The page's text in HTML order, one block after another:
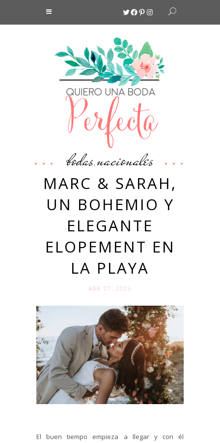
Twitter
Facebook
Pinterest
Instagram
bodas,nacionales
MARC & SARAH,
UN BOHEMIO Y
ELEGANTE
ELOPEMENT EN
LA PLAYA
ABR 27. 2023
El buen tiempo empieza a llegar y con él